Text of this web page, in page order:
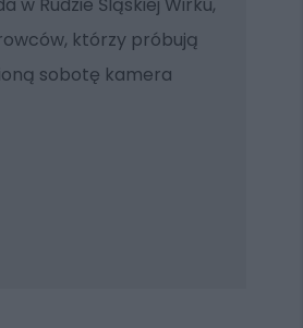
którzy próbują
sobotę kamera